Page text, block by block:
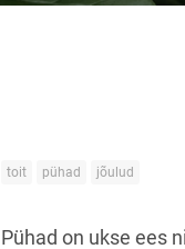
toit pühad jõulud
Pühad on ukse ees